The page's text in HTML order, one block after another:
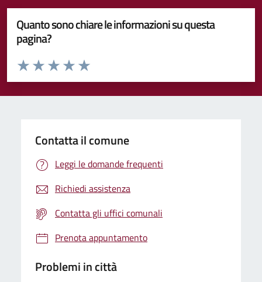
Quanto sono chiare le informazioni su questa
pagina?
Valuta da 1 a 5 stelle la pagina
Valuta 5 stelle su 5
Valuta 4 stelle su 5
Valuta 3 stelle su 5
Valuta 2 stelle su 5
Valuta 1 stelle su 5
Contatta il comune
Leggi le domande frequenti
Richiedi assistenza
Contatta gli uffici comunali
Prenota appuntamento
Problemi in città